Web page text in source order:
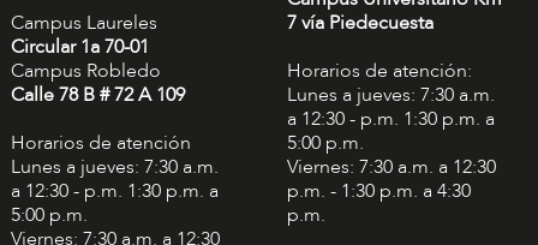
Campus Laureles
Circular 1a 70-01
Campus Robledo
Calle 78 B # 72 A 109
Horarios de atención
Lunes a jueves: 7:30 a.m.
a 12:30 - p.m. 1:30 p.m. a
5:00 p.m.
Viernes: 7:30 a.m. a 12:30
7 vía Piedecuesta
Horarios de atención:
Lunes a jueves: 7:30 a.m.
a 12:30 - p.m. 1:30 p.m. a
5:00 p.m.
Viernes: 7:30 a.m. a 12:30
p.m. - 1:30 p.m. a 4:30
p.m.